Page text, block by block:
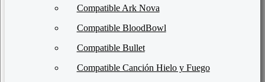
Compatible Ark Nova
Compatible BloodBowl
Compatible Bullet
Compatible Canción Hielo y Fuego